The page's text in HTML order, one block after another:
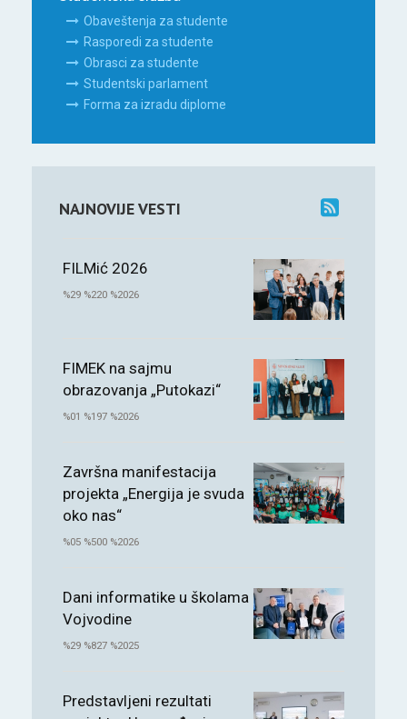
Obaveštenja za studente
Rasporedi za studente
Obrasci za studente
Studentski parlament
Forma za izradu diplome
NAJNOVIJE VESTI
FILMić 2026
%29 %220 %2026
FIMEK na sajmu
obrazovanja „Putokazi“
%01 %197 %2026
Završna manifestacija
projekta „Energija je svuda
oko nas“
%05 %500 %2026
Dani informatike u školama
Vojvodine
%29 %827 %2025
Predstavljeni rezultati